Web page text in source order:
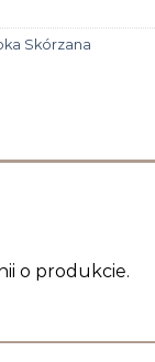
Skórzana
o produkcie.